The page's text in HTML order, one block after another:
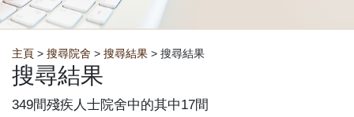
Breadcrumb
主頁 > 搜尋院舍 > 搜尋結果 > 搜尋結果
搜尋結果
349間殘疾人士院舍中的其中17間